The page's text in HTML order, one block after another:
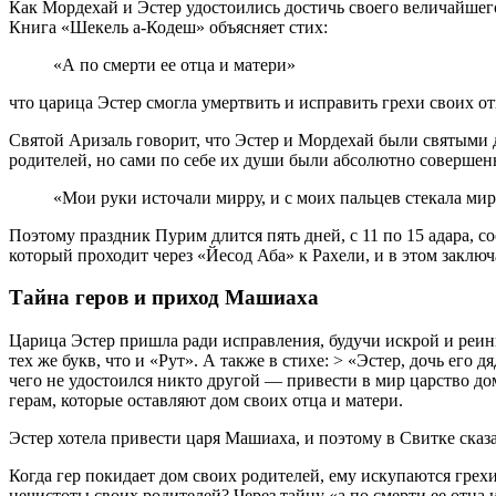
Как Мордехай и Эстер удостоились достичь своего
Книга «Шекель а-Кодеш» объясняет стих:
«А по смерти ее отца и матери»
что царица Эстер смогла умертвить и исправить грехи своих
Святой Аризаль говорит, что Эстер и Мордехай были
родителей, но сами по себе их души были абсолютно
«Мои руки источали мирру, и с моих пальцев стекала
Поэтому праздник Пурим длится пять дней, с 11 по 15 адара,
который проходит через «Йесод Аба» к Рахели, и в этом
Тайна геров и приход Машиаха
Царица Эстер пришла ради исправления, будучи искрой и
тех же букв, что и «Рут». А также в стихе: > «Эстер, дочь его
чего не удостоился никто другой — привести в мир царство
герам, которые оставляют дом своих отца и матери.
Эстер хотела привести царя Машиаха, и поэтому в Свитке
Когда гер покидает дом своих родителей, ему искупаются